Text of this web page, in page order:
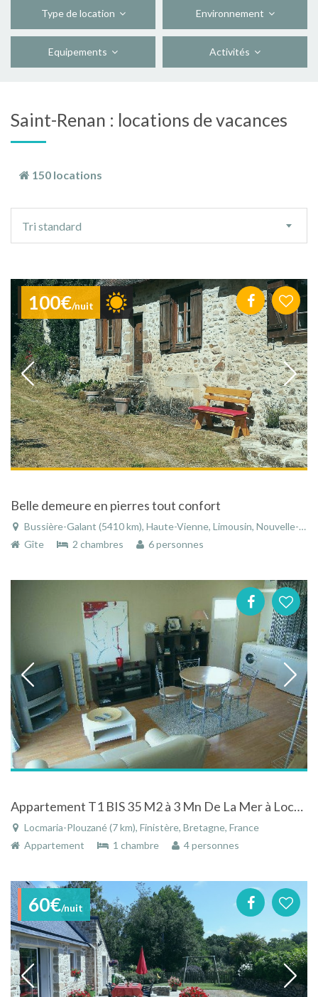
Type de location Environnement
Equipements Activités
Saint-Renan : locations de vacances
150 locations
tri
Tri standard
100€/nuit
Belle demeure en pierres tout confort
Bussière-Galant (5410 km), Haute-Vienne, Limousin, Nouvelle-Aquitaine, France
Gîte
2 chambres 6 personnes
Appartement T1 BIS 35 M2 à 3 Mn De La Mer à Locmaria-Plouzané en Bretagne
Locmaria-Plouzané (7 km), Finistère, Bretagne, France
Appartement
1 chambre 4 personnes
60€/nuit